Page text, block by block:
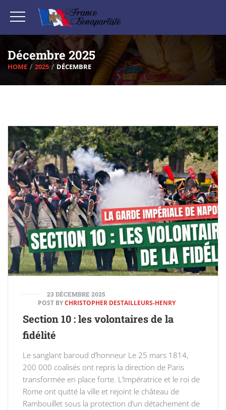
Décembre 2025
HOME 2025 DÉCEMBRE
23 DÉCEMBRE 2025
POST BYCHRISTOPHER DESTAILLEURS-HENRY
Section 10 : les volontaires de la
fidélité
Le sanglant baroud d’honneur Le 25 mars 1814,
200 000 coalisés ont repris la direction de Paris
transformée en place forte. L’Impératrice et le roi de
Rome ont quitté la ville et rejoint le château de
Rambouillet sous la protection d’un détachement de